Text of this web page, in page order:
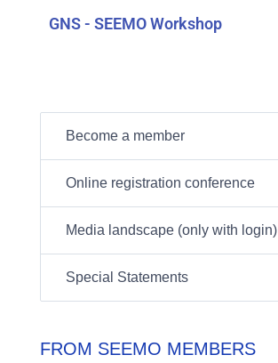
GNS - SEEMO Workshop
Become a member
Online registration conference
Media landscape (only with login)
Special Statements
FROM SEEMO MEMBERS